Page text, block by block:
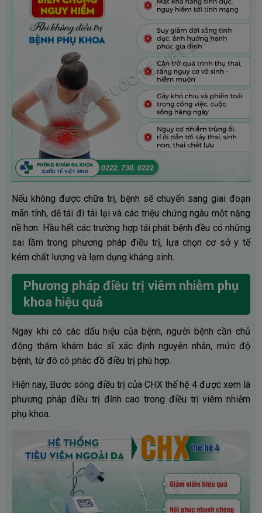
Nếu không được chữa trị, bệnh sẽ chuyển sang giai đoạn
mãn tính, dễ tái đi tái lại và các triệu chứng ngàu một nặng
nề hơn. Hầu hết các trường hợp tái phát bệnh đều có những
sai lầm trong phương pháp điều trị, lựa chọn cơ sở y tế
kém chất lượng và lạm dụng kháng sinh.
Phương pháp điều trị viêm nhiễm phụ
khoa hiệu quả
Ngay khi có các dấu hiệu của bệnh, người bệnh cần chủ
động thăm khám bác sĩ xác định nguyên nhân, mức độ
bệnh, từ đó có phác đồ điều trị phù hợp.
Hiện nay, Bước sóng điều trị của CHX thế hệ 4 được xem là
phương pháp điều trị đỉnh cao trong điều trị viêm nhiễm
phụ khoa.